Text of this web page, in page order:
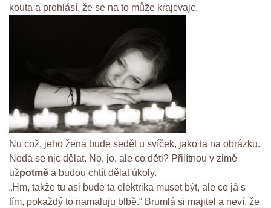
kouta a prohlásí, že se na to může krajcvajc.
Nu což, jeho žena bude sedět u svíček, jako ta na obrázku.
Nedá se nic dělat. No, jo, ale co děti? Přilítnou v zimě
užpotmě a budou chtít dělat úkoly.
„Hm, takže tu asi bude ta elektrika muset být, ale co já s
tím, pokaždý to namaluju blbě.“ Brumlá si majitel a neví, že